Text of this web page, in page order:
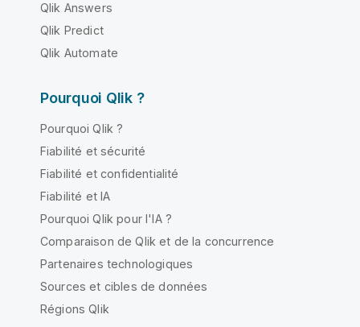
Qlik Answers
Qlik Predict
Qlik Automate
Pourquoi Qlik ?
Pourquoi Qlik ?
Fiabilité et sécurité
Fiabilité et confidentialité
Fiabilité et IA
Pourquoi Qlik pour l'IA ?
Comparaison de Qlik et de la concurrence
Partenaires technologiques
Sources et cibles de données
Régions Qlik